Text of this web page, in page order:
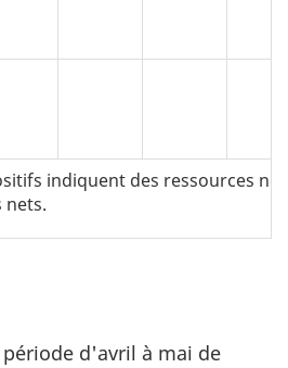
indiquent des ressources
nets.
d'avril à mai de